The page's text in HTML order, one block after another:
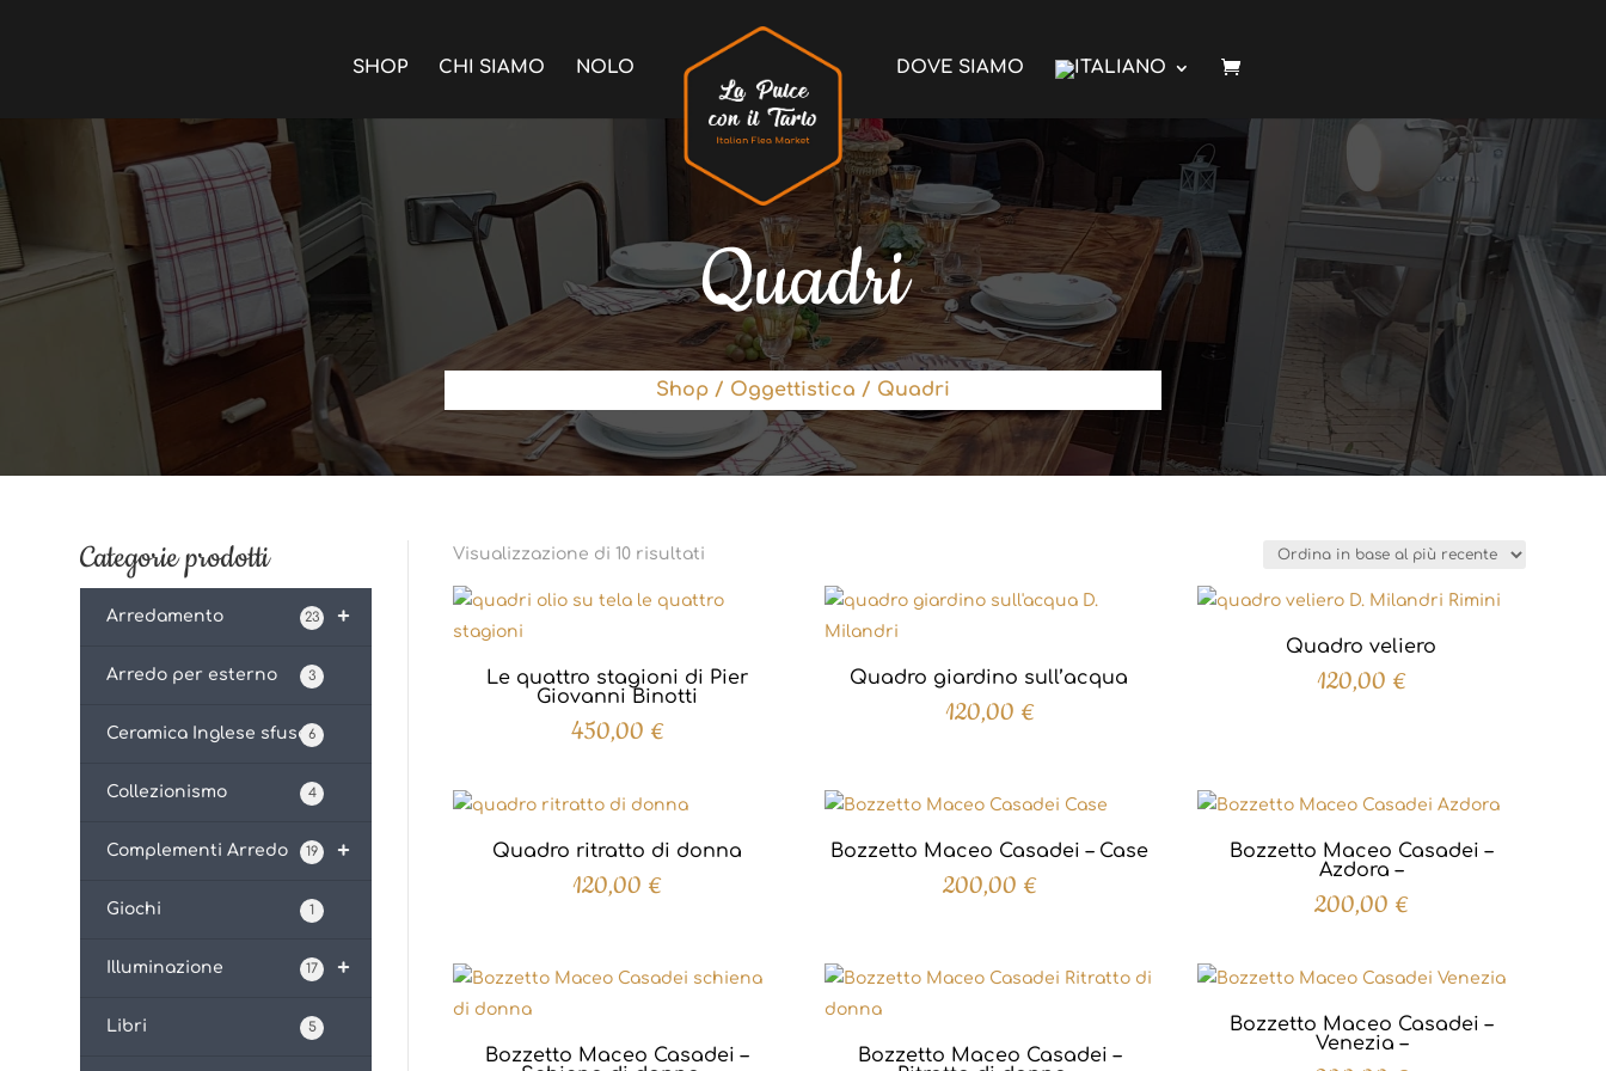
SHOP CHI SIAMO NOLO DOVE SIAMO
Quadri
Shop / Oggettistica / Quadri
Categorie prodotti
+
Arredamento 23
Arredo per esterno 3
Ceramica Inglese sfusa6
Collezionismo 4
+
Complementi Arredo 19
Giochi 1
+
Illuminazione 17
Libri 5
Visualizzazione di 10 risultatiOrdina
base
Le quattro stagioni di Pier
Giovanni Binotti
450,00 €
Quadro giardino sull’acqua
120,00 €
Quadro veliero
120,00 €
Quadro ritratto di donna
120,00 €
Bozzetto Maceo Casadei – Case
200,00 €
Bozzetto Maceo Casadei –
Azdora –
200,00 €
Bozzetto Maceo Casadei –
Bozzetto Maceo Casadei –
Bozzetto Maceo Casadei –
Venezia –